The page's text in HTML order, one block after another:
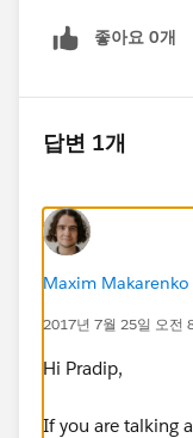
좋아요 0개
답변 1개
Maxim Makarenko
2017년 7월 25일 오전
Hi Pradip,
If you are talking